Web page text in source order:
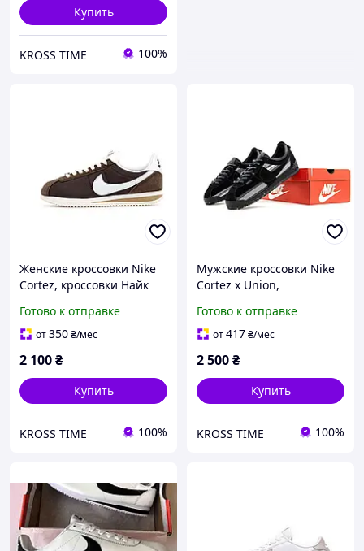
Купить
KROSS TIME 100%
Женские кроссовки Nike
Cortez, кроссовки Найк
Готово к отправке
от350₴/мес
2 100₴
Купить
KROSS TIME 100%
Мужские кроссовки Nike
Cortez x Union,
для спорта, Вьетнам
Готово к отправке
от417₴/мес
2 500₴
Купить
KROSS TIME 100%